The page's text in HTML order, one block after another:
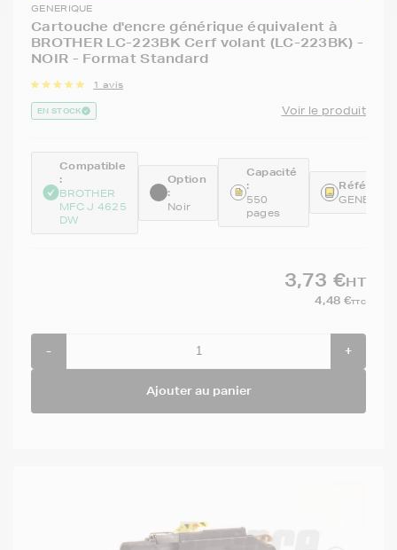
GENERIQUE
Cartouche d'encre générique équivalent à
BROTHER LC-223BK Cerf volant (LC-223BK) -
NOIR - Format Standard
1 avis
EN STOCK Voir le produit
Compatible
:
BROTHER
MFC J 4625
DW
Option
:
Noir
Capacité
:
550
pages
3,73 €HT
4,48 €TTC
- +
Ajouter au panier